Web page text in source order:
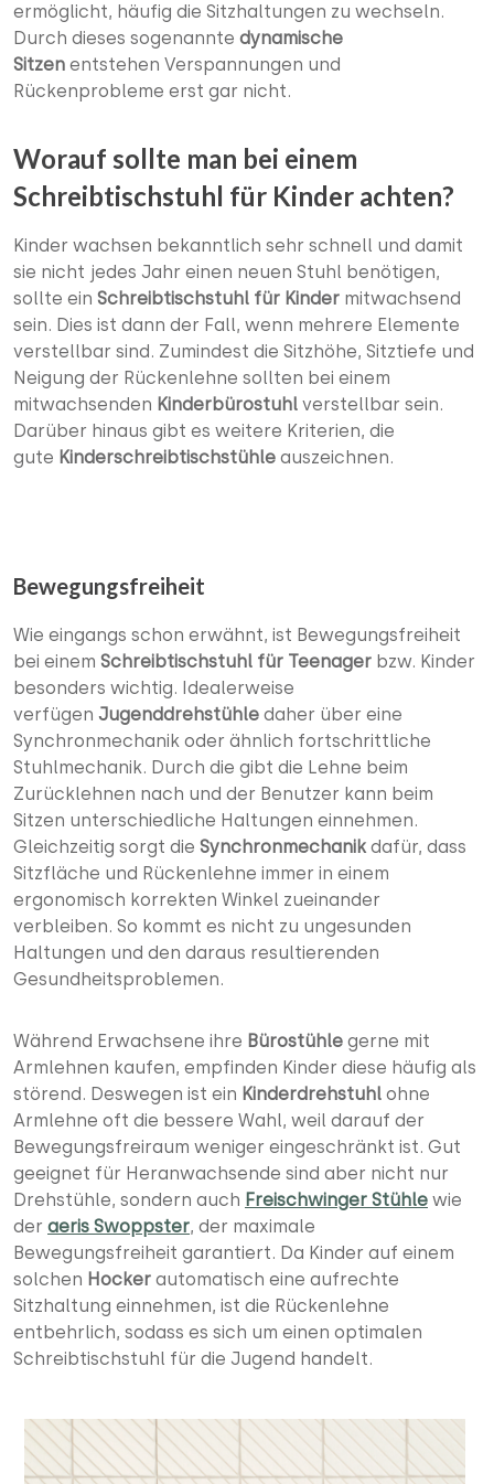
ermöglicht, häufig die Sitzhaltungen zu wechseln.
Durch dieses sogenannte dynamische
Sitzen entstehen Verspannungen und
Rückenprobleme erst gar nicht.
Worauf sollte man bei einem
Schreibtischstuhl für Kinder achten?
Kinder wachsen bekanntlich sehr schnell und damit
sie nicht jedes Jahr einen neuen Stuhl benötigen,
sollte ein Schreibtischstuhl für Kinder mitwachsend
sein. Dies ist dann der Fall, wenn mehrere Elemente
verstellbar sind. Zumindest die Sitzhöhe, Sitztiefe und
Neigung der Rückenlehne sollten bei einem
mitwachsenden Kinderbürostuhl verstellbar sein.
Darüber hinaus gibt es weitere Kriterien, die
gute Kinderschreibtischstühle auszeichnen.
Bewegungsfreiheit
Wie eingangs schon erwähnt, ist Bewegungsfreiheit
bei einem Schreibtischstuhl für Teenager bzw. Kinder
besonders wichtig. Idealerweise
verfügen Jugenddrehstühle daher über eine
Synchronmechanik oder ähnlich fortschrittliche
Stuhlmechanik. Durch die gibt die Lehne beim
Zurücklehnen nach und der Benutzer kann beim
Sitzen unterschiedliche Haltungen einnehmen.
Gleichzeitig sorgt die Synchronmechanikdafür, dass
Sitzfläche und Rückenlehne immer in einem
ergonomisch korrekten Winkel zueinander
verbleiben. So kommt es nicht zu ungesunden
Haltungen und den daraus resultierenden
Gesundheitsproblemen.
Während Erwachsene ihre Bürostühle gerne mit
Armlehnen kaufen, empfinden Kinder diese häufig als
störend. Deswegen ist ein Kinderdrehstuhl ohne
Armlehne oft die bessere Wahl, weil darauf der
Bewegungsfreiraum weniger eingeschränkt ist. Gut
geeignet für Heranwachsende sind aber nicht nur
Drehstühle, sondern auch Freischwinger Stühle wie
der aeris Swoppster, der maximale
Bewegungsfreiheit garantiert. Da Kinder auf einem
solchen Hocker automatisch eine aufrechte
Sitzhaltung einnehmen, ist die Rückenlehne
entbehrlich, sodass es sich um einen optimalen
Schreibtischstuhl für die Jugend handelt.